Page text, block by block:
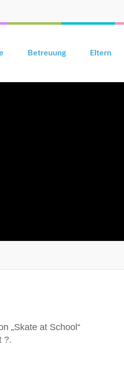
Betreuung Eltern
„Skate at School“
?.